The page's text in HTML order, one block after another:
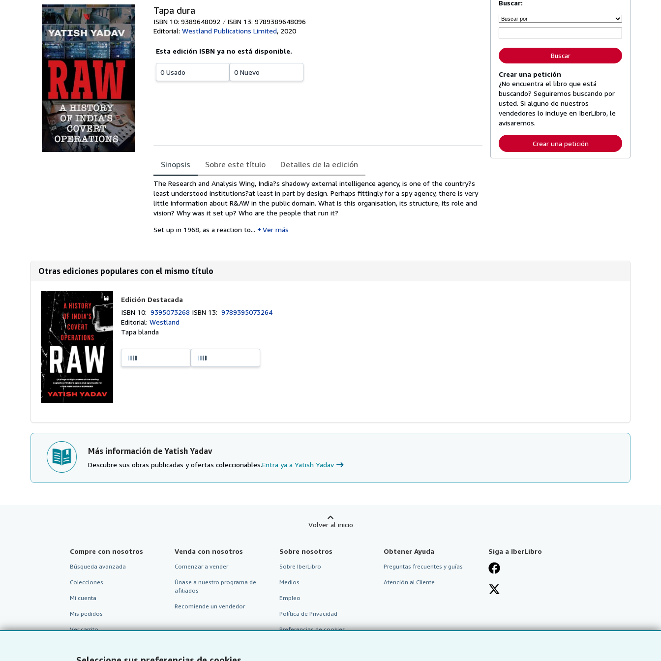
Tapa dura
ISBN 10: 9389648092
ISBN 13: 9789389648096
Editorial: Westland Publications Limited, 2020
Esta edición ISBN ya no está disponible.
0 Usado 0 Nuevo
Sinopsis Sobre este título Detalles de la edición
Sinopsis
The Research and Analysis Wing, India?s shadowy external intelligence agency, is one of the country?s
least understood institutions?at least in part by design. Perhaps fittingly for a spy agency, there is very
little information about R&AW in the public domain. What is this organisation, its structure, its role and
vision? Why was it set up? Who are the people that run it?
Set up in 1968, as a reaction to...
Ver más
Buscar:
Buscar
Crear una petición
¿No encuentra el libro que está
buscando? Seguiremos buscando por
usted. Si alguno de nuestros
vendedores lo incluye en IberLibro, le
avisaremos.
Crear una petición
Otras ediciones populares con el mismo título
Edición Destacada
ISBN 10:9395073268 ISBN 13:9789395073264
Editorial:Westland
Tapa blanda
Más información de Yatish Yadav
Descubre sus obras publicadas y ofertas coleccionables.Entra ya a Yatish Yadav
Volver al inicio
Compre con nosotros
Búsqueda avanzada
Colecciones
Mi cuenta
Mis pedidos
Ver carrito
Venda con nosotros
Comenzar a vender
Únase a nuestro programa de
afiliados
Recomiende un vendedor
Sobre nosotros
Sobre IberLibro
Medios
Empleo
Política de Privacidad
Preferencias de cookies
Obtener Ayuda
Preguntas frecuentes y guías
Atención al Cliente
Siga a IberLibro